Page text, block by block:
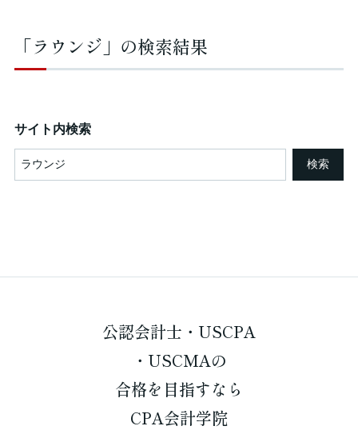
「ラウンジ」の検索結果
サイト内検索
検索
公認会計士・USCPA
・USCMAの
合格を 目指すなら
CPA会計学院